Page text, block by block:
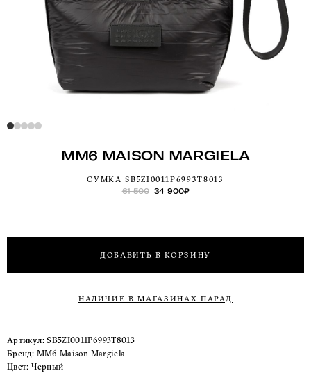
MM6 MAISON MARGIELA
СУМКА SB5ZI0011P6993T8013
61 500 34 900₽
ДОБАВИТЬ В КОРЗИНУ
НАЛИЧИЕ В МАГАЗИНАХ ПАРАД
Артикул:SB5ZI0011P6993T8013
Бренд:
MM6 Maison Margiela
Цвет:
Черный